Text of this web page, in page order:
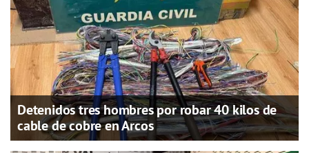
Detenidos tres hombres por robar 40 kilos de
cable de cobre en Arcos